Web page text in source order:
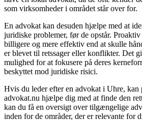
som virksomheder i området står over for.
En advokat kan desuden hjælpe med at
juridiske problemer, før de opstår.
billigere og mere effektiv end at skulle
er blevet til retssager eller konflikter. Det
mulighed for at fokusere på deres
beskyttet mod juridiske risici.
Hvis du leder efter en advokat i Uhre,
advokat.nu hjælpe dig med at finde den
kan du få en oversigt over tilgængelige
inden for de områder, der er relevante for